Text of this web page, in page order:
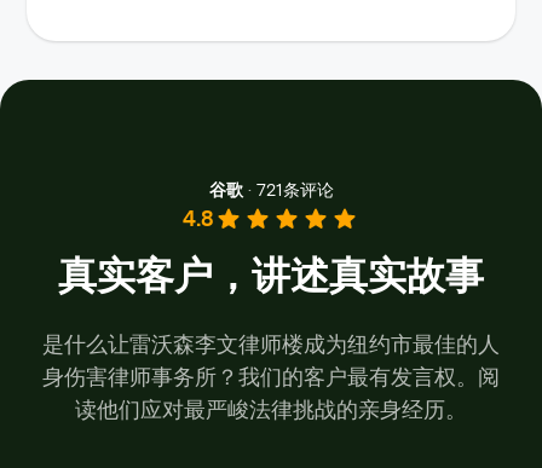
谷歌 ·721条评论
4.8
真实客户，讲述真实故事
是什么让雷沃森李文律师楼成为纽约市最佳的人
身伤害律师事务所？我们的客户最有发言权。阅
读他们应对最严峻法律挑战的亲身经历。